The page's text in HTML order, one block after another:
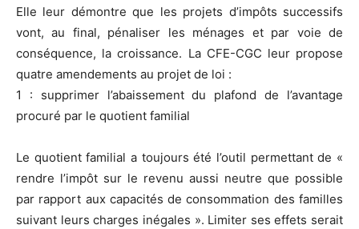
Elle leur démontre que les projets d’impôts successifs
vont, au final, pénaliser les ménages et par voie de
conséquence, la croissance. La CFE-CGC leur propose
quatre amendements au projet de loi :
1 : supprimer l’abaissement du plafond de l’avantage
procuré par le quotient familial
Le quotient familial a toujours été l’outil permettant de «
rendre l’impôt sur le revenu aussi neutre que possible
par rapport aux capacités de consommation des familles
suivant leurs charges inégales ». Limiter ses effets serait